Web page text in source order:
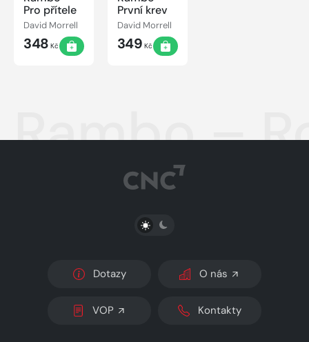
Pro přítele
David Morrell
348 Kč
První krev
David Morrell
349 Kč
Rambo –
PŘEPNOUT SVĚTLÝ/TMAVÝ REŽIM
Dotazy O nás
VOP Kontakty